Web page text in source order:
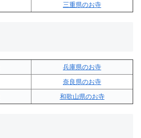
三重県のお寺
兵庫県のお寺
奈良県のお寺
和歌山県のお寺